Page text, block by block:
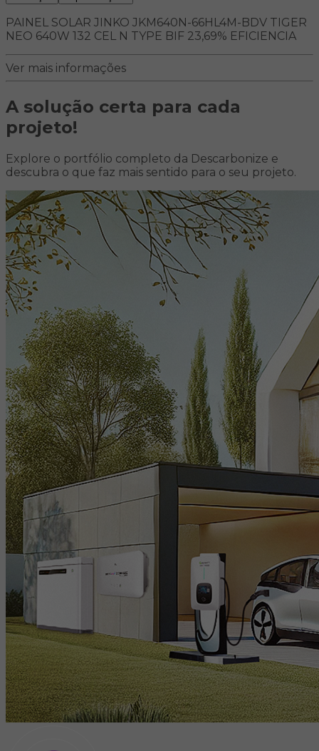
PAINEL SOLAR JINKO JKM640N-66HL4M-BDV TIGER
NEO 640W 132 CEL N TYPE BIF 23,69% EFICIENCIA
Ver mais informações
A solução certa para cada
projeto!
Explore o portfólio completo da Descarbonize e
descubra o que faz mais sentido para o seu projeto.